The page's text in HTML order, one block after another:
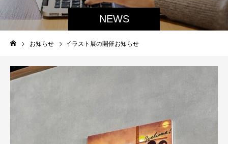
NEWS
お知らせ イラスト展の開催お知らせ